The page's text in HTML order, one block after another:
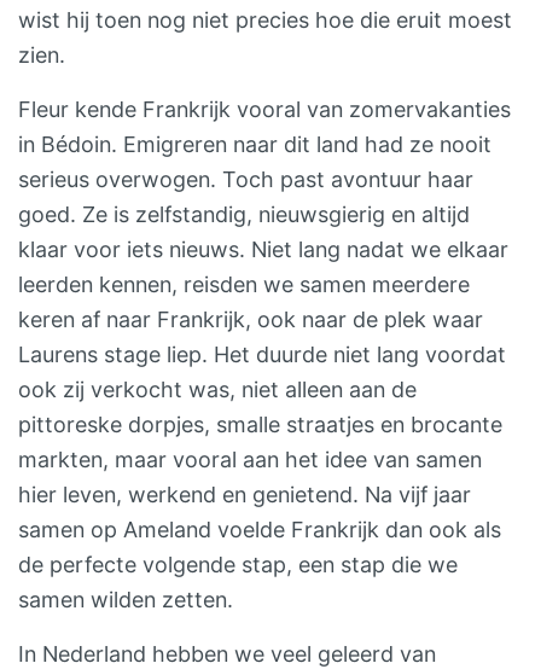
wist hij toen nog niet precies hoe die eruit moest
zien.
Fleur kende Frankrijk vooral van zomervakanties
in Bédoin. Emigreren naar dit land had ze nooit
serieus overwogen. Toch past avontuur haar
goed. Ze is zelfstandig, nieuwsgierig en altijd
klaar voor iets nieuws. Niet lang nadat we elkaar
leerden kennen, reisden we samen meerdere
keren af naar Frankrijk, ook naar de plek waar
Laurens stage liep. Het duurde niet lang voordat
ook zij verkocht was, niet alleen aan de
pittoreske dorpjes, smalle straatjes en brocante
markten, maar vooral aan het idee van samen
hier leven, werkend en genietend. Na vijf jaar
samen op Ameland voelde Frankrijk dan ook als
de perfecte volgende stap, een stap die we
samen wilden zetten.
In Nederland hebben we veel geleerd van